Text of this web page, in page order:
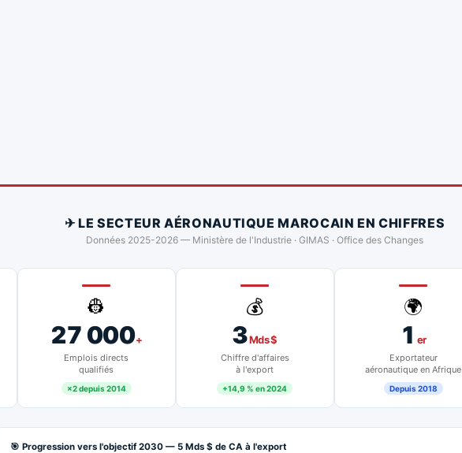
✈ LE SECTEUR AÉRONAUTIQUE MAROCAIN EN CHIFFRES
Données 2025-2026 — Ministère de l'Industrie · GIMAS · Office des Changes
👷
27 000+
Emplois directs
qualifiés
×2 depuis 2014
💰
3Mds $
Chiffre d'affaires
à l'export
+14,9 % en 2024
🌍
1 er
Exportateur
aéronautique en Afrique
Depuis 2018
🎯 Progression vers l'objectif 2030 — 5 Mds $ de CA à l'export